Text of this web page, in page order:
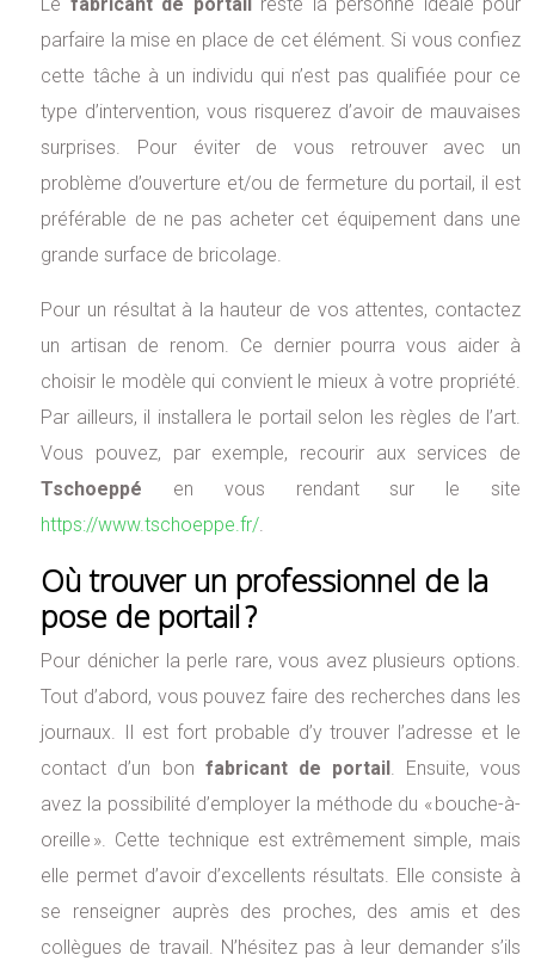
parfaire la mise en place de cet élément. Si vous confiez
cette tâche à un individu qui n’est pas qualifiée pour ce
type d’intervention, vous risquerez d’avoir de mauvaises
surprises. Pour éviter de vous retrouver avec un
problème d’ouverture et/ou de fermeture du portail, il est
préférable de ne pas acheter cet équipement dans une
grande surface de bricolage.
Pour un résultat à la hauteur de vos attentes, contactez
un artisan de renom. Ce dernier pourra vous aider à
choisir le modèle qui convient le mieux à votre propriété.
Par ailleurs, il installera le portail selon les règles de l’art.
Vous pouvez, par exemple, recourir aux services de
Tschoeppé en vous rendant sur le site
https://www.tschoeppe.fr/.
Où trouver un professionnel de la
pose de portail ?
Pour dénicher la perle rare, vous avez plusieurs options.
Tout d’abord, vous pouvez faire des recherches dans les
journaux. Il est fort probable d’y trouver l’adresse et le
contact d’un bon fabricant de portail. Ensuite, vous
avez la possibilité d’employer la méthode du « bouche-à-
oreille ». Cette technique est extrêmement simple, mais
elle permet d’avoir d’excellents résultats. Elle consiste à
se renseigner auprès des proches, des amis et des
collègues de travail. N’hésitez pas à leur demander s’ils